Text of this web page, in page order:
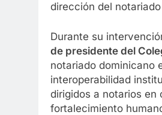
dirección del
Durante su
de presidente del
notariado dominicano
interoperabilidad
dirigidos a notarios
fortalecimiento